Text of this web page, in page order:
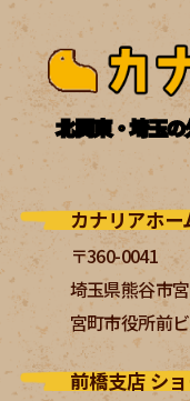
北関東・埼玉
カナリアホー
〒360-0041
埼玉県熊谷市
宮町市役所前
前橋支店 シ